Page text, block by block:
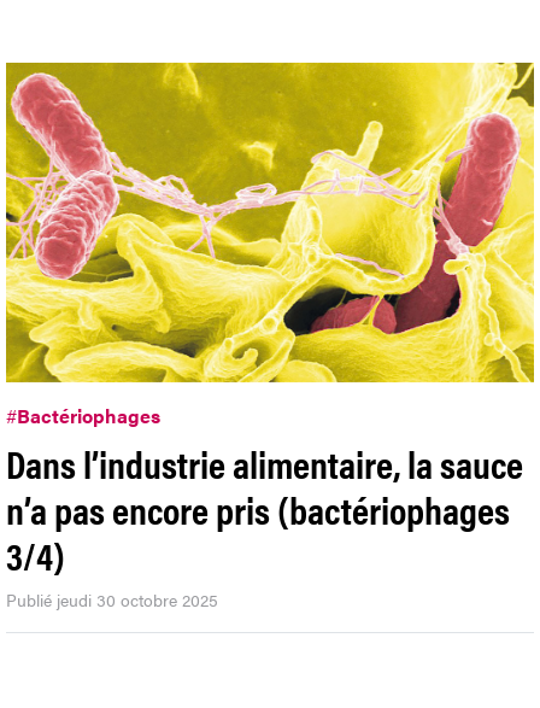
#Bactériophages
Dans l’industrie alimentaire, la sauce
n’a pas encore pris (bactériophages
3/4)
Publié jeudi 30 octobre 2025